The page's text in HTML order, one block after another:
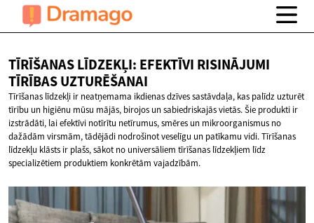
TĪRĪŠANAS LĪDZEKĻI: EFEKTĪVI RISINĀJUMI
TĪRĪBAS UZTURĒŠANAI
Tīrīšanas līdzekļi ir neatņemama ikdienas dzīves sastāvdaļa, kas palīdz uzturēt
tīrību un higiēnu mūsu mājās, birojos un sabiedriskajās vietās. Šie produkti ir
izstrādāti, lai efektīvi notīrītu netīrumus, smēres un mikroorganismus no
dažādām virsmām, tādējādi nodrošinot veselīgu un patīkamu vidi. Tīrīšanas
līdzekļu klāsts ir plašs, sākot no universāliem tīrīšanas līdzekļiem līdz
specializētiem produktiem konkrētām vajadzībām.